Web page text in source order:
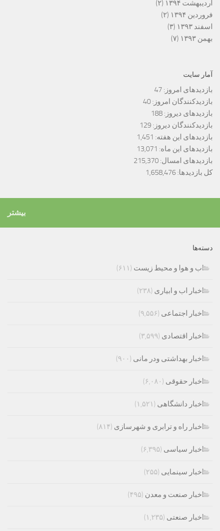
اردیبهشت ۱۳۹۴
(۲)
فروردین ۱۳۹۴
(۲)
اسفند ۱۳۹۳
(۳)
بهمن ۱۳۹۳
(۷)
آمار سایت
بازدیدهای امروز: 47
بازدیدکنندگان امروز: 40
بازدیدهای دیروز: 188
بازدیدکنندگان دیروز: 129
بازدیدهای این هفته: 1,451
بازدیدهای این ماه: 13,071
بازدیدهای امسال: 215,370
کل بازدیدها: 1,658,476
بیشتر
دسته‌ها
اب و هوا و محیط زیست (۶۱۱)
اخبار اب و ابیاری (۲۳۸)
اخبار اجتماعی (۹,۵۵۶)
اخبار اقتصادی (۳,۵۹۹)
اخبار بهداشتی ودر مانی (۹۰۰)
اخبار حقوقی (۶,۰۸۰)
اخبار دانشگاهی (۱,۵۲۱)
اخبار راه و ترابری و شهرسازی (۸۱۴)
اخبار سیاسی (۶,۳۹۵)
اخبار سینمایی (۲۵۵)
اخبار صنعت و معدن (۴۹۵)
اخبار صنعتی (۱,۲۳۵)